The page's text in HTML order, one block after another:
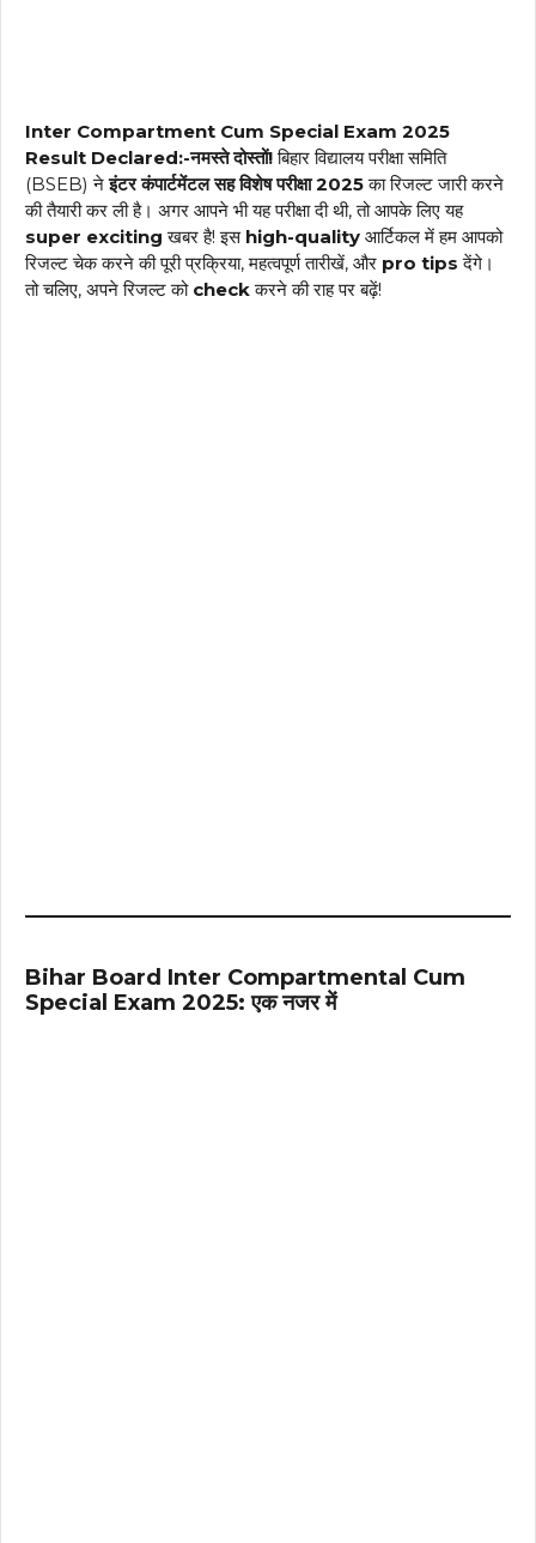
Inter Compartment Cum Special Exam 2025
Result Declared:-नमस्ते दोस्तों!बिहार विद्यालय परीक्षा समिति
(BSEB) नेइंटर कंपार्टमेंटल सह विशेष परीक्षा 2025का रिजल्ट जारी करने
की तैयारी कर ली है। अगर आपने भी यह परीक्षा दी थी, तो आपके लिए यह
super exciting खबर है! इस high-quality आर्टिकल में हम आपको
रिजल्ट चेक करने की पूरी प्रक्रिया, महत्वपूर्ण तारीखें, और pro tips देंगे।
तो चलिए, अपने रिजल्ट को checkकरने की राह पर बढ़ें!
Bihar Board Inter Compartmental Cum
Special Exam 2025: एक नजर में